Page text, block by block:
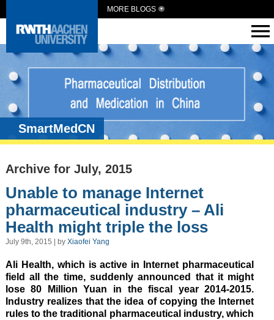
MORE BLOGS
SmartMedCN
Archive for July, 2015
Unable to manage Internet
pharmaceutical industry – Ali
Health might triple the loss
July 9th, 2015 | by Xiaofei Yang
Ali Health, which is active in Internet pharmaceutical
field all the time, suddenly announced that it might
lose 80 Million Yuan in the fiscal year 2014-2015.
Industry realizes that the idea of copying the Internet
rules to the traditional pharmaceutical industry, which